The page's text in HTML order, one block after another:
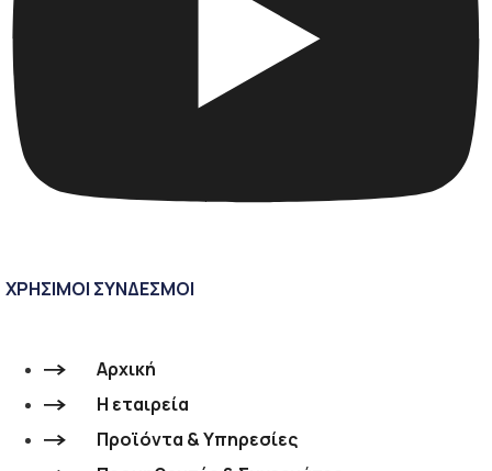
ΧΡΗΣΙΜΟΙ ΣΥΝΔΕΣΜΟΙ
Αρχική
Η εταιρεία
Προϊόντα & Υπηρεσίες